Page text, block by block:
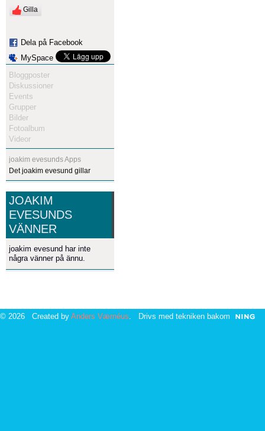
Gilla
Dela på Facebook
MySpace
Bloggposter
Diskussioner
Events
Grupper
Bilder
Fotoalbum
Videor
joakim evesunds Apps
Det joakim evesund gillar
JOAKIM
EVESUNDS
VÄNNER
joakim evesund har inte
några vänner på ännu.
© 2026 Created by Anders Værnéus . Drivs med tekniken bakom